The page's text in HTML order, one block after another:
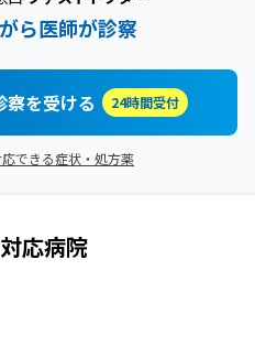
ら医師が診察
察を受ける 24時間受付
できる症状・処方薬
対応病院